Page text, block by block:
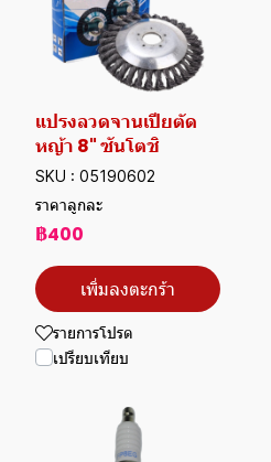
แปรงลวดจานเปียตัด
หญ้า 8" ซันโตชิ
SKU : 05190602
ราคาลูกละ
฿400
เพิ่มลงตะกร้า
รายการโปรด
เปรียบเทียบ